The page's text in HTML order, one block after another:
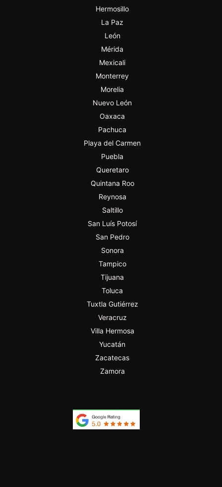
Hermosillo
La Paz
León
Mérida
Mexicali
Monterrey
Morelia
Nuevo León
Oaxaca
Pachuca
Playa del Carmen
Puebla
Queretaro
Quintana Roo
Reynosa
Saltillo
San Luís Potosí
San Pedro
Sonora
Tampico
Tijuana
Toluca
Tuxtla Gutiérrez
Veracruz
Villa Hermosa
Yucatán
Zacatecas
Zamora